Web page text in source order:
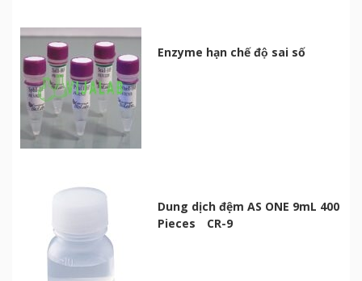
Enzyme hạn chế độ sai số
Dung dịch đệm AS ONE 9mL 400
Pieces CR-9